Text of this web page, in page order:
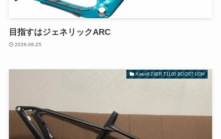
目指すはジェネリックARC
2026-06-25
Airwolf 29ER T1100 BOOST UDH